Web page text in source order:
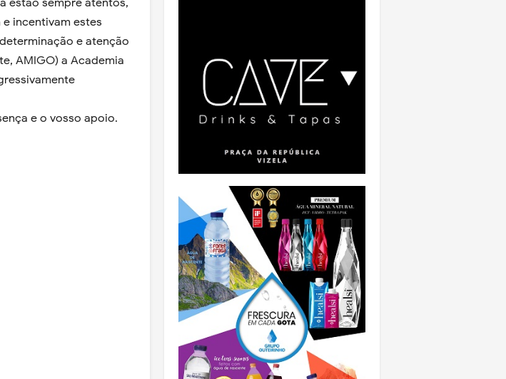
estão sempre atentos,
incentivam estes
e atenção
AMIGO) a Academia
e o vosso apoio.